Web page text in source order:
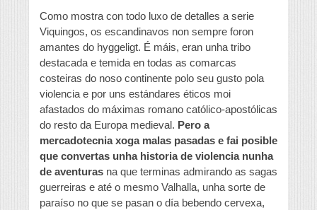
Como mostra con todo luxo de detalles a serie
Viquingos, os escandinavos non sempre foron
amantes do hyggeligt. É máis, eran unha tribo
destacada e temida en todas as comarcas
costeiras do noso continente polo seu gusto pola
violencia e por uns estándares éticos moi
afastados do máximas romano católico-apostólicas
do resto da Europa medieval. Pero a
mercadotecnia xoga malas pasadas e fai posible
que convertas unha historia de violencia nunha
de aventuras na que terminas admirando as sagas
guerreiras e até o mesmo Valhalla, unha sorte de
paraíso no que se pasan o día bebendo cervexa,